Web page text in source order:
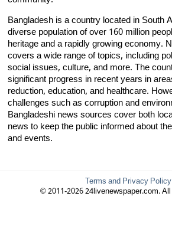
Bangladesh is a country located in South
diverse population of over 160 million
heritage and a rapidly growing economy.
covers a wide range of topics, including
social issues, culture, and more. The
significant progress in recent years in
reduction, education, and healthcare.
challenges such as corruption and
Bangladeshi news sources cover both
news to keep the public informed about
and events.
Terms and Privacy Policy
© 2011-2026 24livenewspaper.com.